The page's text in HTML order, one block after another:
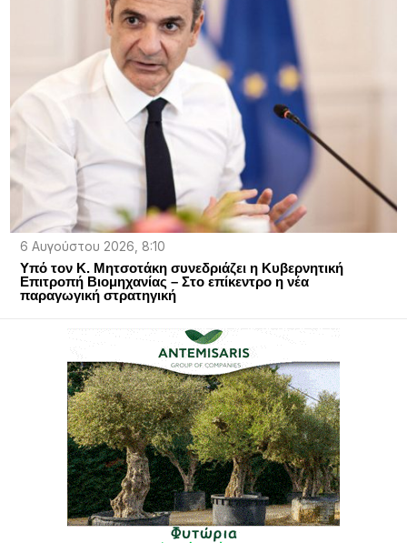
6 Αυγούστου 2026, 8:10
Υπό τον Κ. Μητσοτάκη συνεδριάζει η Κυβερνητική
Επιτροπή Βιομηχανίας – Στο επίκεντρο η νέα
παραγωγική στρατηγική